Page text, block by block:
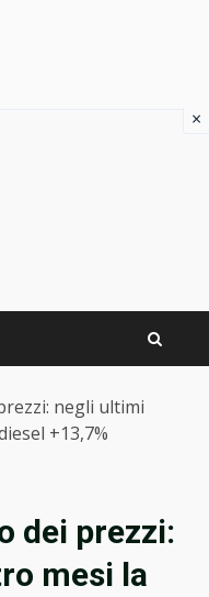
negli ultimi
+13,7%
dei prezzi:
mesi la
×